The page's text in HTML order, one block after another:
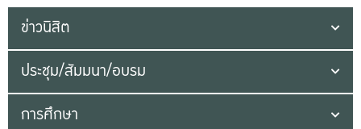
ข่าวนิสิต
ประชุม/สัมมนา/อบรม
การศึกษา